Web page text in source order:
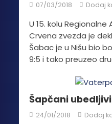
07/03/2018 Dodaj
U 15. kolu
Crvena zvezda je
Šabac je u Nišu bio
9:5 i tako preuzeo
Šapčani
24/01/2018 Dodaj